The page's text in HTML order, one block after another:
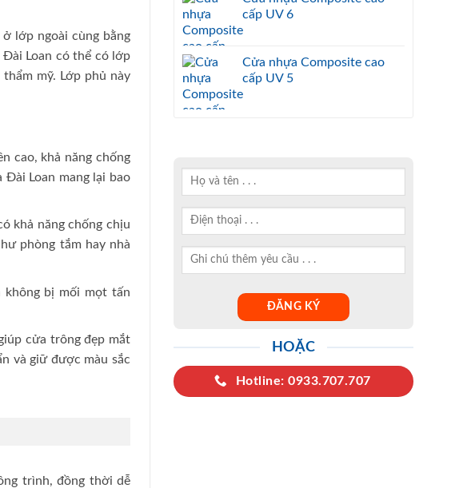
lớp ngoài cùng bằng
Đài Loan có thể có lớp
mỹ. Lớp phủ này
cao, khả năng chống
Loan mang lại bao
khả năng chống chịu
phòng tắm hay nhà
bị mối mọt tấn
cửa trông đẹp mắt
và giữ được màu sắc
trình, đồng thời dễ
cấp UV 6
Cửa nhựa Composite cao
cấp UV 5
HOẶC
Hotline: 0933.707.707